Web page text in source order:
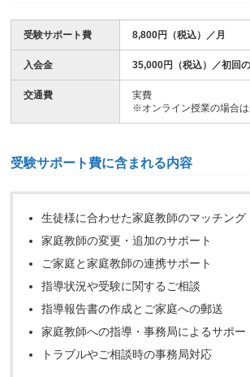
受験サポート費 8,800円（税込）／月
入会金 35,000円（税込）／初回
交通費
実費
※オンライン授業の場合は
受験サポート費に含まれる内容
生徒様に合わせた家庭教師のマッチング
家庭教師の変更・追加のサポート
ご家庭と家庭教師の連携サポート
指導状況や受験に関するご相談
指導報告書の作成とご家庭への郵送
家庭教師への指導・事務局によるサポー
トラブルやご相談時の事務局対応